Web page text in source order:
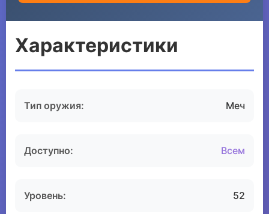
Характеристики
Тип оружия: Меч
Доступно: Всем
Уровень: 52